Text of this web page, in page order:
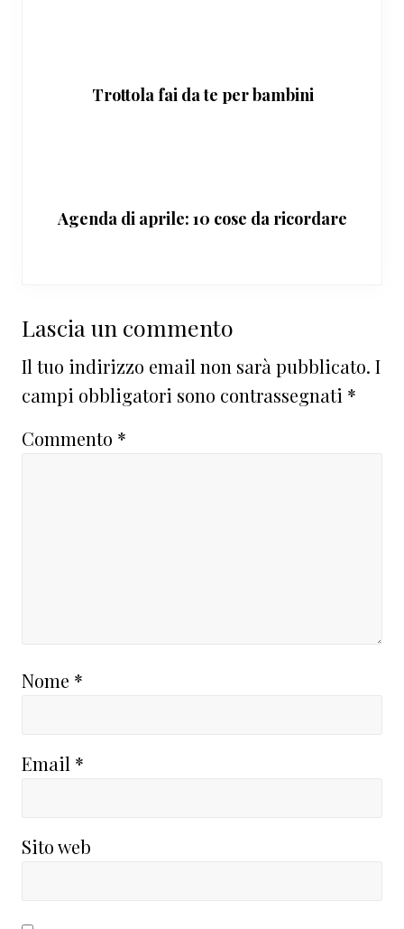
Trottola fai da te per bambini
Agenda di aprile: 10 cose da ricordare
Interazioni
del
lettore
Lascia un commento
Il tuo indirizzo email non sarà pubblicato. I
campi obbligatori sono contrassegnati *
Commento *
Nome *
Email *
Sito web